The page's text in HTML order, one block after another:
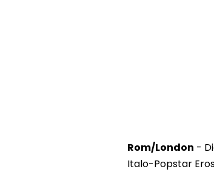
Rom/London -
Italo-Popstar